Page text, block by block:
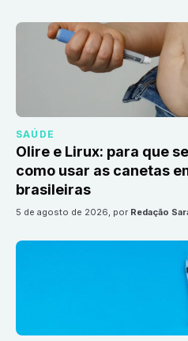
SAÚDE
Olire e Lirux: para que
como usar as canetas
brasileiras
5 de agosto de 2026, por Redação